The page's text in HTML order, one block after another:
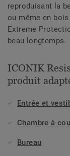
reproduisant la
ou même en
Extreme
beau longtemps.
ICONIK
produit
Entrée et
Chambre à
Bureau